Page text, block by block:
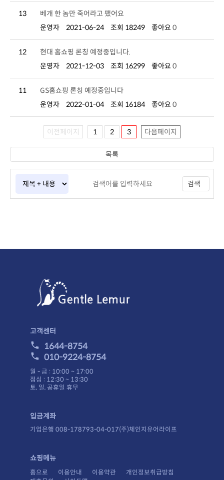
13
베개 한 놈만 죽어라고 팼어요
운영자
2021-06-24 조회 18249 좋아요 0
12
현대 홈쇼핑 론칭 예정중입니다.
운영자
2021-12-03 조회 16299 좋아요 0
11
GS홈쇼핑 론칭 예정중입니다
운영자
2022-01-04 조회 16184 좋아요 0
이전페이지 1 2 3 다음페이지
검색
목록
고객센터
1644-8754
010-9224-8754
월 - 금 : 10:00 ~ 17:00
점심 : 12:30 ~ 13:30
토, 일, 공휴일 휴무
입금계좌
기업은행 008-178793-04-017(주)체인지유어라이프
쇼핑메뉴
홈으로 이용안내 이용약관
개인정보취급방침